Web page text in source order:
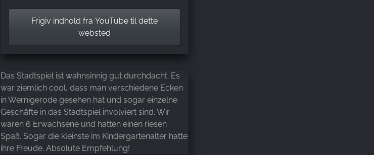
Frigiv indhold fra YouTube til dette
websted
Das Stadtspiel ist wahnsinnig gut durchdacht. Es
war ziemlich cool, dass man verschiedene Ecken
in Wernigerode gesehen hat und sogar einzelne
Geschäfte in das Stadtspiel involviert sind. Wir
waren 6 Erwachsene und hatten einen riesen
Spaß. Sogar die kleinste im Kindergartenalter hatte
ihre Freude. Absolute Empfehlung!